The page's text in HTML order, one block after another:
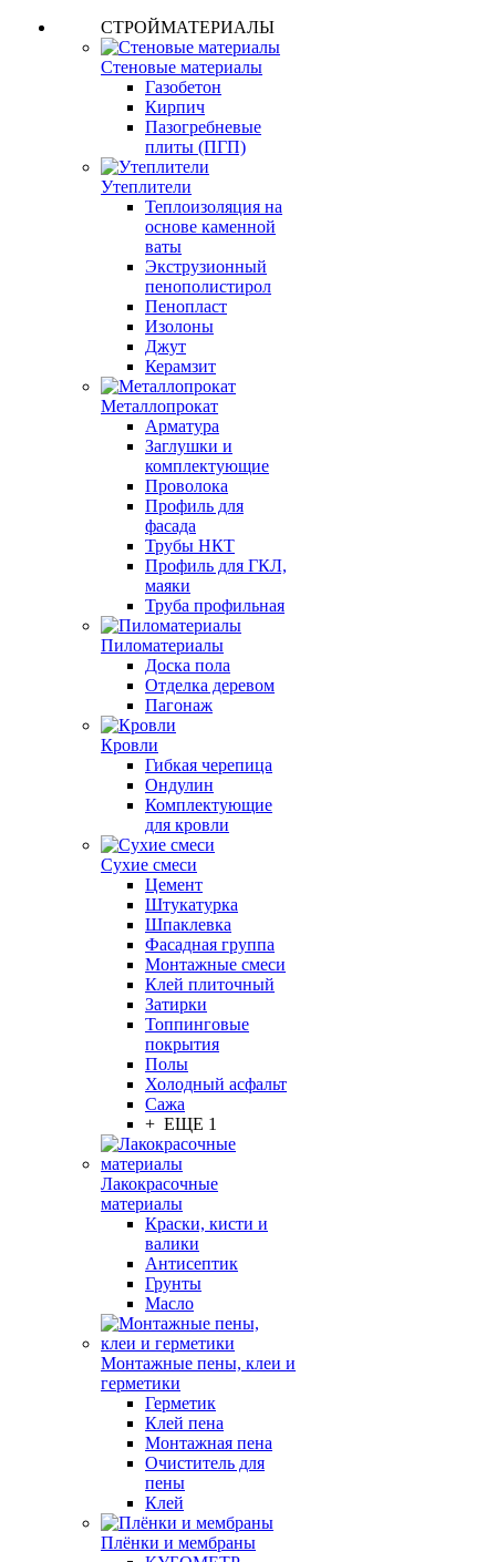
СТРОЙМАТЕРИАЛЫ
Стеновые материалы
Газобетон
Кирпич
Пазогребневые
плиты (ПГП)
Утеплители
Теплоизоляция на
основе каменной
ваты
Экструзионный
пенополистирол
Пенопласт
Изолоны
Джут
Керамзит
Металлопрокат
Арматура
Заглушки и
комплектующие
Проволока
Профиль для
фасада
Трубы НКТ
Профиль для ГКЛ,
маяки
Труба профильная
Пиломатериалы
Доска пола
Отделка деревом
Пагонаж
Кровли
Гибкая черепица
Ондулин
Комплектующие
для кровли
Сухие смеси
Цемент
Штукатурка
Шпаклевка
Фасадная группа
Монтажные смеси
Клей плиточный
Затирки
Топпинговые
покрытия
Полы
Холодный асфальт
Сажа
+ ЕЩЕ 1
Лакокрасочные
материалы
Краски, кисти и
валики
Антисептик
Грунты
Масло
Монтажные пены, клеи и
герметики
Герметик
Клей пена
Монтажная пена
Очиститель для
пены
Клей
Плёнки и мембраны